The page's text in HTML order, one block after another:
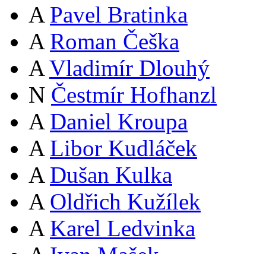
A Pavel Bratinka
A Roman Češka
A Vladimír Dlouhý
N Čestmír Hofhanzl
A Daniel Kroupa
A Libor Kudláček
A Dušan Kulka
A Oldřich Kužílek
A Karel Ledvinka